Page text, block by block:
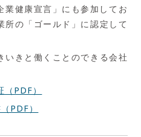
健康宣言」にも参加してお
所の「ゴールド」に認定して
いきと働くことのできる会社
PDF）
PDF）